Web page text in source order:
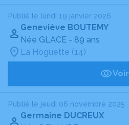
Publié le lundi 19 janvier 2026
Geneviève BOUTEMY
Née GLACE - 89 ans
La Hoguette (14)
Voir
Publié le jeudi 06 novembre 2025
Germaine DUCREUX